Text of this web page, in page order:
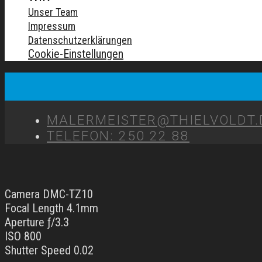
Unser Team
Impressum
Datenschutzerklärungen
Cookie-Einstellungen
TELEFON: 250 22 88
Camera DMC-TZ10
Focal Length 4.1mm
Aperture ƒ/3.3
ISO 800
Shutter Speed 0.02